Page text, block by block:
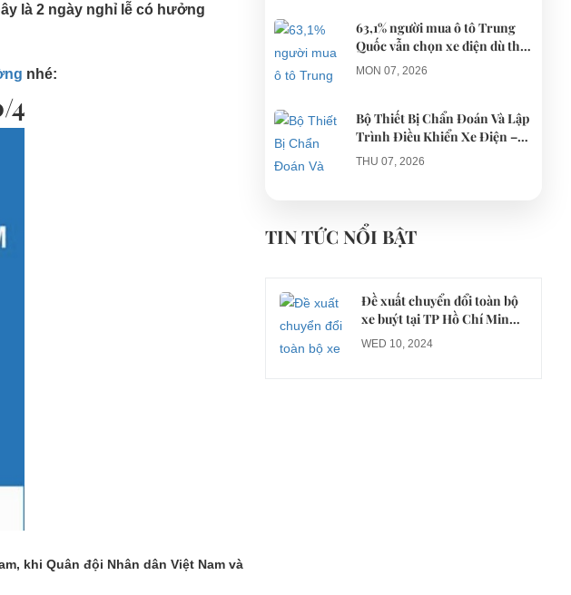
là 2 ngày nghỉ lễ có hưởng
nhé:
4
khi Quân đội Nhân dân Việt Nam và
63,1% người mua ô tô Trung
Quốc vẫn chọn xe điện dù thị
trường tháng 7 hạ nhiệt
MON 07, 2026
Bộ Thiết Bị Chẩn Đoán Và Lập
Trình Điều Khiển Xe Điện –
Giải Pháp Bảo Trì Chuyên
Nghiệp
THU 07, 2026
điện du lịch gây gổ khi đón du
khách ở Quy Nhơn
TIN TỨC NỔI BẬT
Đề xuất chuyển đổi toàn bộ
xe buýt tại TP Hồ Chí Minh
sang xe điện từ năm 2026
WED 10, 2024